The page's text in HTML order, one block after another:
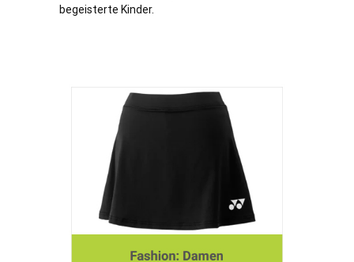
begeisterte Kinder.